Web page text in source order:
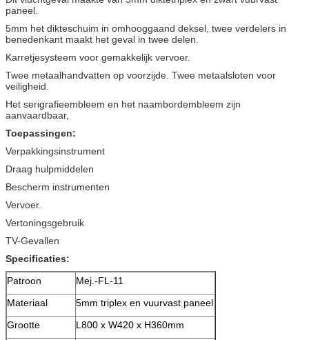
paneel.
5mm het dikteschuim in omhooggaand deksel, twee verdelers in
benedenkant maakt het geval in twee delen.
Karretjesysteem voor gemakkelijk vervoer.
Twee metaalhandvatten op voorzijde. Twee metaalsloten voor
veiligheid.
Het serigrafieembleem en het naambordembleem zijn
aanvaardbaar,
Toepassingen:
Verpakkingsinstrument
Draag hulpmiddelen
Bescherm instrumenten
Vervoer.
Vertoningsgebruik
TV-Gevallen
Specificaties:
Patroon
Mej.-FL-11
Materiaal
5mm triplex en vuurvast paneel
Grootte
L800 x W420 x H360mm